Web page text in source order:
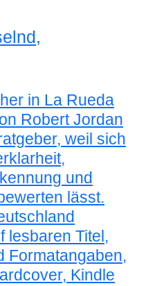
in La Rueda
Robert Jordan
weil sich
und
lässt.
lesbaren Titel,
Formatangaben,
Kindle